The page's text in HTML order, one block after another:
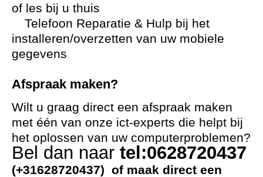
of les bij u thuis
Telefoon Reparatie & Hulp bij het
installeren/overzetten van uw mobiele
gegevens
Afspraak maken?
Wilt u graag direct een afspraak maken
met één van onze ict-experts die helpt bij
het oplossen van uw computerproblemen?
Bel dan naar tel:0628720437
(+31628720437) of maak direct een